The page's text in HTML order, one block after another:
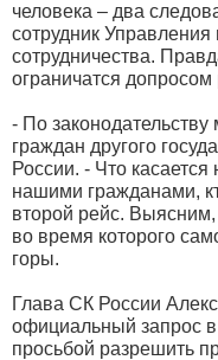
человека – два
сотрудник
сотрудничества.
ограничатся допросом
- По
граждан другого
России. - Что
нашими гражданами,
второй рейс. Выясним,
во время которого
горы.
Глава СК России
официальный запрос
просьбой разрешить